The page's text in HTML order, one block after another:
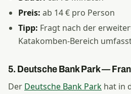
Preis: ab 14 € pro Person
Tipp: Fragt nach der
Katakomben-Bereich
5. Deutsche Bank Park —
Der Deutsche Bank Park hat in